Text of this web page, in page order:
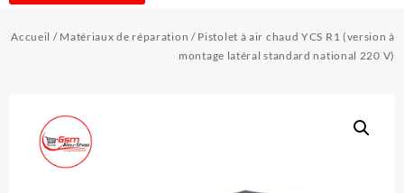
Accueil / Matériaux de réparation / Pistolet à air chaud YCS R1 (version à
montage latéral standard national 220 V)